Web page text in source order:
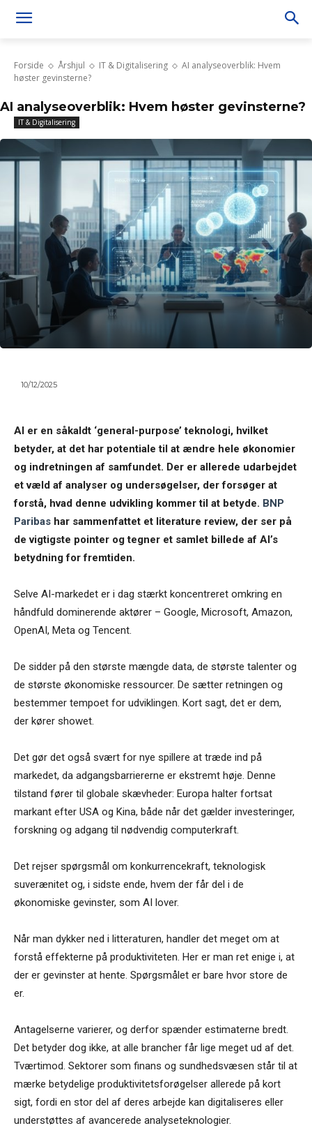
Forside Årshjul IT & Digitalisering
AI analyseoverblik: Hvem
høster gevinsterne?
AI analyseoverblik: Hvem høster gevinsterne?
IT & Digitalisering
10/12/2025
AI er en såkaldt ‘general-purpose’ teknologi, hvilket
betyder, at det har potentiale til at ændre hele økonomier
og indretningen af samfundet. Der er allerede udarbejdet
et væld af analyser og undersøgelser, der forsøger at
forstå, hvad denne udvikling kommer til at betyde. BNP
Paribas har sammenfattet et literature review, der ser på
de vigtigste pointer og tegner et samlet billede af AI’s
betydning for fremtiden.
Selve AI-markedet er i dag stærkt koncentreret omkring en
håndfuld dominerende aktører – Google, Microsoft, Amazon,
OpenAI, Meta og Tencent.
De sidder på den største mængde data, de største talenter og
de største økonomiske ressourcer. De sætter retningen og
bestemmer tempoet for udviklingen. Kort sagt, det er dem,
der kører showet.
Det gør det også svært for nye spillere at træde ind på
markedet, da adgangsbarriererne er ekstremt høje. Denne
tilstand fører til globale skævheder: Europa halter fortsat
markant efter USA og Kina, både når det gælder investeringer,
forskning og adgang til nødvendig computerkraft.
Det rejser spørgsmål om konkurrencekraft, teknologisk
suverænitet og, i sidste ende, hvem der får del i de
økonomiske gevinster, som AI lover.
Når man dykker ned i litteraturen, handler det meget om at
forstå effekterne på produktiviteten. Her er man ret enige i, at
der er gevinster at hente. Spørgsmålet er bare hvor store de
er.
Antagelserne varierer, og derfor spænder estimaterne bredt.
Det betyder dog ikke, at alle brancher får lige meget ud af det.
Tværtimod. Sektorer som finans og sundhedsvæsen står til at
mærke betydelige produktivitetsforøgelser allerede på kort
sigt, fordi en stor del af deres arbejde kan digitaliseres eller
understøttes af avancerede analyseteknologier.